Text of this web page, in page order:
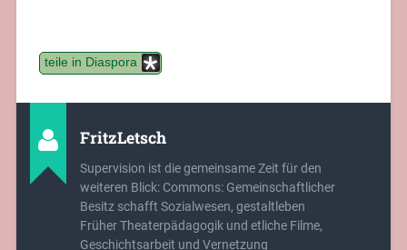
teile in Diaspora
FritzLetsch
Supervision ist die gemeinsame Zeit für den
weiteren Blick: Commons: Gemeinschaftlicher
Besitz schafft Sozialwesen, gestaltleben
Früher Theaterpädagogik und etliche Filme,
Geschichtsarbeit und Vernetzung